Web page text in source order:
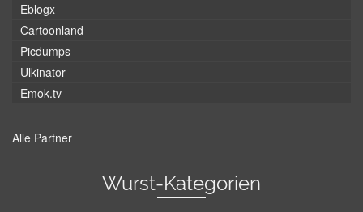
Eblogx
Cartoonland
Picdumps
Ulkinator
Emok.tv
Alle Partner
Wurst-Kategorien